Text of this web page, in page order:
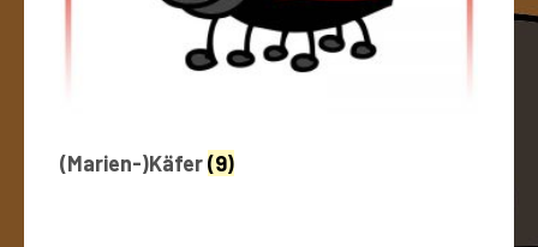
(Marien-)Käfer(9)